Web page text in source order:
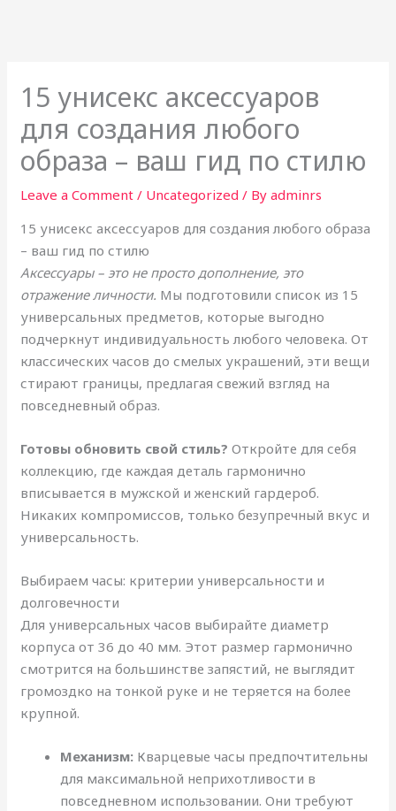
15 унисекс аксессуаров
для создания любого
образа – ваш гид по стилю
Leave a Comment / Uncategorized / Byadminrs
15 унисекс аксессуаров для создания любого образа
– ваш гид по стилю
Аксессуары – это не просто дополнение, это
отражение личности. Мы подготовили список из 15
универсальных предметов, которые выгодно
подчеркнут индивидуальность любого человека. От
классических часов до смелых украшений, эти вещи
стирают границы, предлагая свежий взгляд на
повседневный образ.
Готовы обновить свой стиль? Откройте для себя
коллекцию, где каждая деталь гармонично
вписывается в мужской и женский гардероб.
Никаких компромиссов, только безупречный вкус и
универсальность.
Выбираем часы: критерии универсальности и
долговечности
Для универсальных часов выбирайте диаметр
корпуса от 36 до 40 мм. Этот размер гармонично
смотрится на большинстве запястий, не выглядит
громоздко на тонкой руке и не теряется на более
крупной.
Механизм: Кварцевые часы предпочтительны
для максимальной неприхотливости в
повседневном использовании. Они требуют